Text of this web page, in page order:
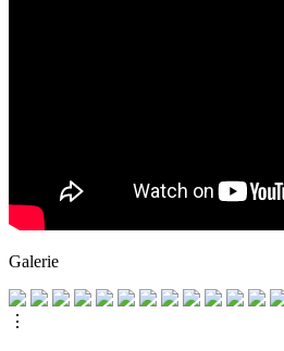
Galerie
⋮